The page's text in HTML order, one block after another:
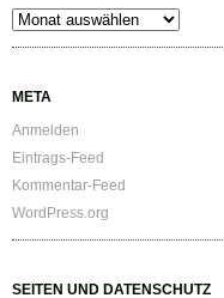
Archiv
META
Anmelden
Eintrags-Feed
Kommentar-Feed
WordPress.org
SEITEN UND DATENSCHUTZ